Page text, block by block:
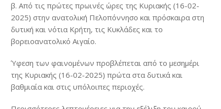
β. Από τις πρώτες πρωινές ώρες της Κυριακής (16-02-
2025) στην ανατολική Πελοπόννησο και πρόσκαιρα στη
δυτική και νότια Κρήτη, τις Κυκλάδες και το
βορειοανατολικό Αιγαίο.
Ύφεση των φαινομένων προβλέπεται από το μεσημέρι
της Κυριακής (16-02-2025) πρώτα στα δυτικά και
βαθμιαία και στις υπόλοιπες περιοχές.